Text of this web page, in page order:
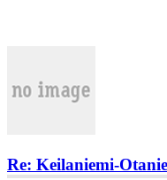
Re: Keilaniemi-